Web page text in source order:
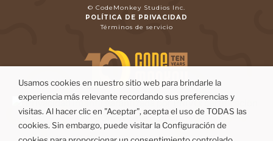
© CodeMonkey Studios Inc.
POLÍTICA DE PRIVACIDAD
Términos de servicio
Usamos cookies en nuestro sitio web para brindarle la
experiencia más relevante recordando sus preferencias y
visitas. Al hacer clic en "Aceptar", acepta el uso de TODAS las
cookies. Sin embargo, puede visitar la Configuración de